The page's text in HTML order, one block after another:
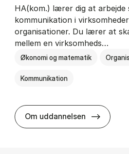
HA(kom.) lærer dig at arbejde
kommunikation i
organisationer. Du lærer at
mellem en virksomheds…
Økonomi og matematik
Kommunikation
Om uddannelsen